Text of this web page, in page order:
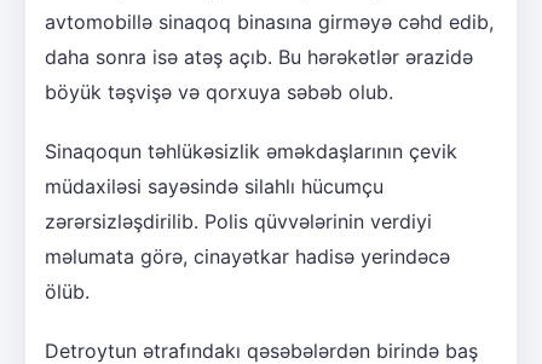
avtomobillə sinaqoq binasına girməyə cəhd edib,
daha sonra isə atəş açıb. Bu hərəkətlər ərazidə
böyük təşvişə və qorxuya səbəb olub.
Sinaqoqun təhlükəsizlik əməkdaşlarının çevik
müdaxiləsi sayəsində silahlı hücumçu
zərərsizləşdirilib. Polis qüvvələrinin verdiyi
məlumata görə, cinayətkar hadisə yerindəcə
ölüb.
Detroytun ətrafındakı qəsəbələrdən birində baş